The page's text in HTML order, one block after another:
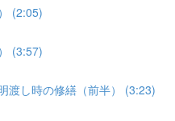
(2:05)
(3:57)
し時の修繕（前半） (3:23)